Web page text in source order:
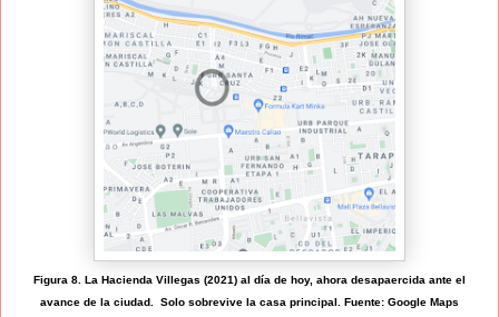
Figura 8. La Hacienda Villegas (2021) al día de hoy, ahora desapaercida ante el
avance de la ciudad. Solo sobrevive la casa principal. Fuente: Google Maps